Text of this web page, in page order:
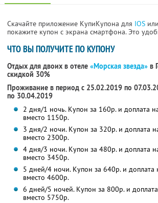
Скачайте приложение КупиКупона для IOS или
покажите купон с экрана смартфона. Это
ЧТО ВЫ ПОЛУЧИТЕ ПО КУПОНУ
Отдых для двоих в отеле «Морская звезда» в
скидкой 30%
Проживание в период с 25.02.2019 по
по 30.04.2019
2 дня/1 ночь. Купон за 160р. и доплата
вместо 1150р.
3 дня/2 ночи. Купон за 320р. и доплата
вместо 2300р.
4 дня/3 ночи. Купон за 480р. и доплата
вместо 3450р.
5 дней/4 ночи. Купон за 640р. и доплата
вместо 4600р.
6 дней/5 ночей. Купон за 800р. и
вместо 5750р.